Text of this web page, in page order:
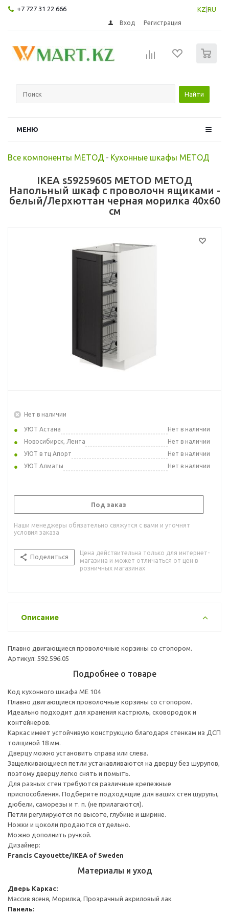
+7 727 31 22 666 KZ RU
Вход Регистрация
Найти
МЕНЮ
Все компоненты МЕТОД - Кухонные шкафы МЕТОД
IKEA s59259605 METOD МЕТОД
Напольный шкаф с проволочн ящиками -
белый/Лерхюттан черная морилка 40x60
см
Нет в наличии
УЮТ Астана
Нет в наличии
Новосибирск, Лента
Нет в наличии
УЮТ в тц Апорт
Нет в наличии
УЮТ Алматы
Нет в наличии
Под заказ
Наши менеджеры обязательно свяжутся с вами и уточнят
условия заказа
Поделиться
Цена действительна только для интернет-
магазина и может отличаться от цен в
розничных магазинах
Описание
Плавно двигающиеся проволочные корзины со стопором.
Артикул: 592.596.05
Подробнее о товаре
Код кухонного шкафа ME 104
Плавно двигающиеся проволочные корзины со стопором.
Идеально подходит для хранения кастрюль, сковородок и
контейнеров.
Каркас имеет устойчивую конструкцию благодаря стенкам из ДСП
толщиной 18 мм.
Дверцу можно установить справа или слева.
Защелкивающиеся петли устанавливаются на дверцу без шурупов,
поэтому дверцу легко снять и помыть.
Для разных стен требуются различные крепежные
приспособления. Подберите подходящие для ваших стен шурупы,
дюбели, саморезы и т. п. (не прилагаются).
Петли регулируются по высоте, глубине и ширине.
Ножки и цоколи продаются отдельно.
Можно дополнить ручкой.
Дизайнер:
Francis Cayouette/IKEA of Sweden
Материалы и уход
Дверь Каркас:
Массив ясеня, Морилка, Прозрачный акриловый лак
Панель: